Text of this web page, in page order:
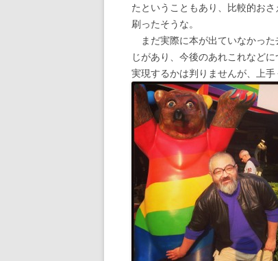
たということもあり、比較的お
刷ったそうな。
まだ実際に本が出ていなかった
じがあり、今後のあれこれなど
実現するかは判りませんが、上